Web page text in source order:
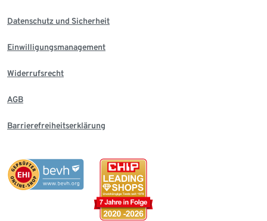
Datenschutz und Sicherheit
Einwilligungsmanagement
Widerrufsrecht
AGB
Barrierefreiheitserklärung